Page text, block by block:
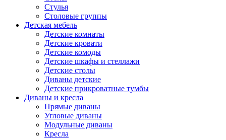
Стулья
Столовые группы
Детская мебель
Детские комнаты
Детские кровати
Детские комоды
Детские шкафы и стеллажи
Детские столы
Диваны детские
Детские прикроватные тумбы
Диваны и кресла
Прямые диваны
Угловые диваны
Модульные диваны
Кресла